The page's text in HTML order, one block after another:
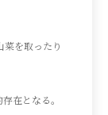
を取ったり
在となる。